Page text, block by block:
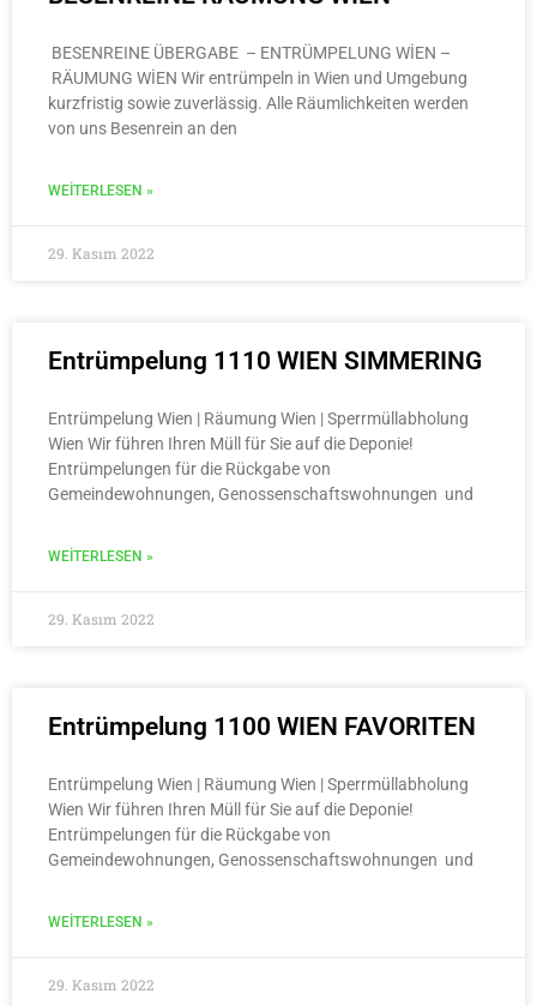
BESENREINE ÜBERGABE – ENTRÜMPELUNG WİEN –
RÄUMUNG WİEN Wir entrümpeln in Wien und Umgebung
kurzfristig sowie zuverlässig. Alle Räumlichkeiten werden
von uns Besenrein an den
WEITERLESEN »
29. Kasım 2022
Entrümpelung 1110 WIEN SIMMERING
Entrümpelung Wien | Räumung Wien | Sperrmüllabholung
Wien Wir führen Ihren Müll für Sie auf die Deponie!
Entrümpelungen für die Rückgabe von
Gemeindewohnungen, Genossenschaftswohnungen und
WEITERLESEN »
29. Kasım 2022
Entrümpelung 1100 WIEN FAVORITEN
Entrümpelung Wien | Räumung Wien | Sperrmüllabholung
Wien Wir führen Ihren Müll für Sie auf die Deponie!
Entrümpelungen für die Rückgabe von
Gemeindewohnungen, Genossenschaftswohnungen und
WEITERLESEN »
29. Kasım 2022